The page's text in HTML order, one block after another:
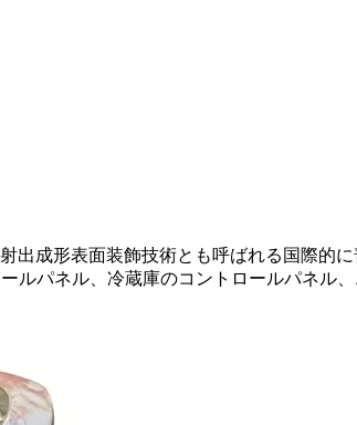
成形表面装飾技術とも呼ばれる国際的
ルパネル、冷蔵庫のコントロールパネル